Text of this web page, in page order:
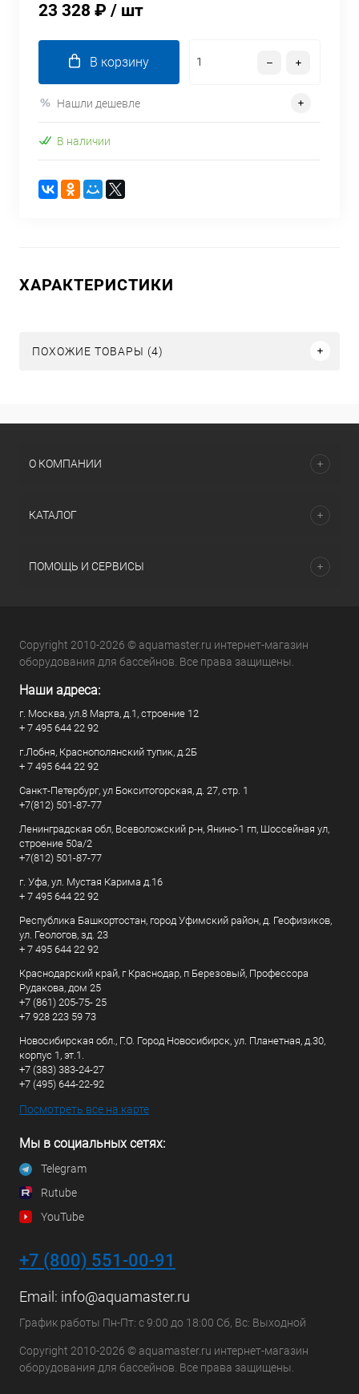
23 328 ₽ / шт
В корзину
Нашли дешевле
В наличии
ХАРАКТЕРИСТИКИ
ПОХОЖИЕ ТОВАРЫ (4)
О КОМПАНИИ
КАТАЛОГ
ПОМОЩЬ И СЕРВИСЫ
Copyright 2010-2026 © aquamaster.ru интернет-магазин
оборудования для бассейнов. Все права защищены.
Наши адреса:
г. Москва, ул.8 Марта, д.1, строение 12
+ 7 495 644 22 92
г.Лобня, Краснополянский тупик, д.2Б
+ 7 495 644 22 92
Санкт-Петербург, ул Бокситогорская, д. 27, стр. 1
+7(812) 501-87-77
Ленинградская обл, Всеволожский р-н, Янино-1 гп, Шоссейная ул,
строение 50а/2
+7(812) 501-87-77
г. Уфа, ул. Мустая Карима д.16
+ 7 495 644 22 92
Республика Башкортостан, город Уфимский район, д. Геофизиков,
ул. Геологов, зд. 23
+ 7 495 644 22 92
Краснодарский край, г Краснодар, п Березовый, Профессора
Рудакова, дом 25
+7 (861) 205-75- 25
+7 928 223 59 73
Новосибирская обл., Г.О. Город Новосибирск, ул. Планетная, д.30,
корпус 1, эт.1.
+7 (383) 383-24-27
+7 (495) 644-22-92
Посмотреть все на карте
Мы в социальных сетях:
Telegram
Rutube
YouTube
+7 (800) 551-00-91
Email: info@aquamaster.ru
График работы Пн-Пт: с 9:00 до 18:00 Сб, Вс: Выходной
Copyright 2010-2026 © aquamaster.ru интернет-магазин
оборудования для бассейнов. Все права защищены.